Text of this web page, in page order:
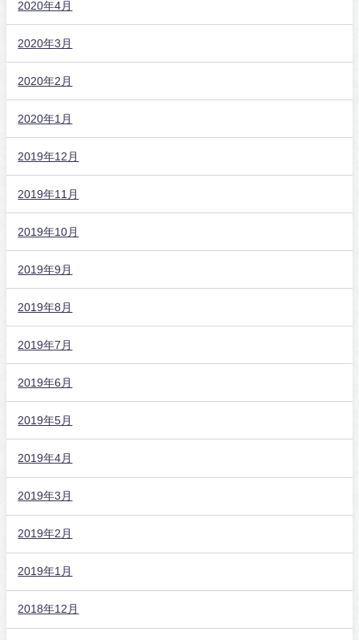
2020年4月
2020年3月
2020年2月
2020年1月
2019年12月
2019年11月
2019年10月
2019年9月
2019年8月
2019年7月
2019年6月
2019年5月
2019年4月
2019年3月
2019年2月
2019年1月
2018年12月